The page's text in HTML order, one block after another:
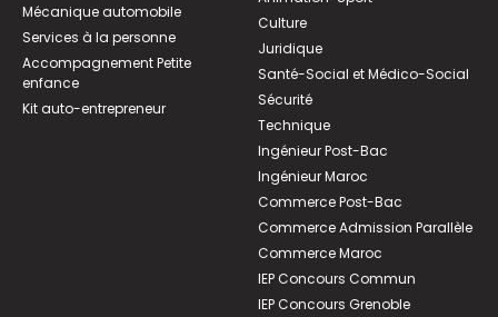
Mécanique automobile
Services à la personne
Accompagnement Petite
enfance
Kit auto-entrepreneur
Culture
Juridique
Santé-Social et Médico-Social
Sécurité
Technique
Ingénieur Post-Bac
Ingénieur Maroc
Commerce Post-Bac
Commerce Admission Parallèle
Commerce Maroc
IEP Concours Commun
IEP Concours Grenoble